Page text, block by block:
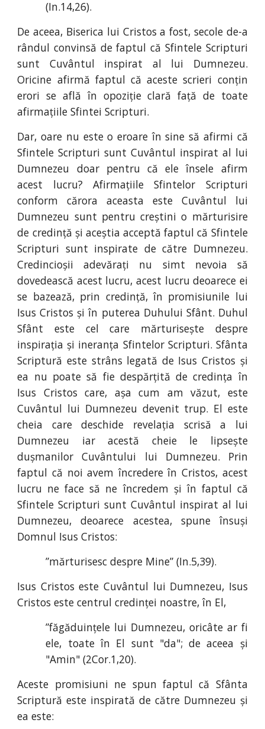
(In.14,26).
De aceea, Biserica lui Cristos a fost, secole de-a
rândul convinsă de faptul că Sfintele Scripturi
sunt Cuvântul inspirat al lui Dumnezeu.
Oricine afirmă faptul că aceste scrieri conțin
erori se află în opoziție clară față de toate
afirmațiile Sfintei Scripturi.
Dar, oare nu este o eroare în sine să afirmi că
Sfintele Scripturi sunt Cuvântul inspirat al lui
Dumnezeu doar pentru că ele însele afirm
acest lucru? Afirmațiile Sfintelor Scripturi
conform cărora aceasta este Cuvântul lui
Dumnezeu sunt pentru creștini o mărturisire
de credință și aceștia acceptă faptul că Sfintele
Scripturi sunt inspirate de către Dumnezeu.
Credincioșii adevărați nu simt nevoia să
dovedească acest lucru, acest lucru deoarece ei
se bazează, prin credință, în promisiunile lui
Isus Cristos și în puterea Duhului Sfânt. Duhul
Sfânt este cel care mărturisește despre
inspirația și ineranța Sfintelor Scripturi. Sfânta
Scriptură este strâns legată de Isus Cristos și
ea nu poate să fie despărțită de credința în
Isus Cristos care, așa cum am văzut, este
Cuvântul lui Dumnezeu devenit trup. El este
cheia care deschide revelația scrisă a lui
Dumnezeu iar acestă cheie le lipsește
dușmanilor Cuvântului lui Dumnezeu. Prin
faptul că noi avem încredere în Cristos, acest
lucru ne face să ne încredem și în faptul că
Sfintele Scripturi sunt Cuvântul inspirat al lui
Dumnezeu, deoarece acestea, spune însuși
Domnul Isus Cristos:
”mărturisesc despre Mine” (In.5,39).
Isus Cristos este Cuvântul lui Dumnezeu, Isus
Cristos este centrul credinței noastre, în El,
”făgăduințele lui Dumnezeu, oricâte ar fi
ele, toate în El sunt "da"; de aceea și
"Amin" (2Cor.1,20).
Aceste promisiuni ne spun faptul că Sfânta
Scriptură este inspirată de către Dumnezeu și
ea este: